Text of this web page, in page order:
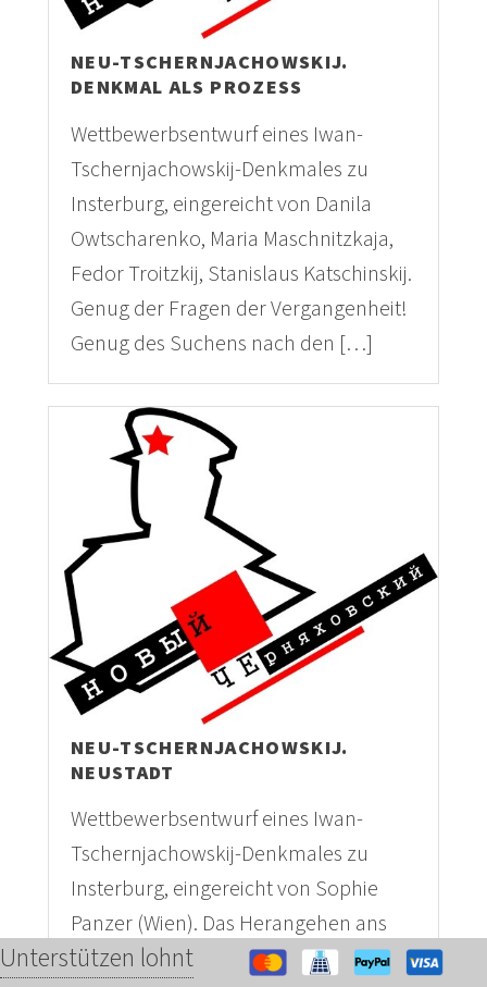
NEU-TSCHERNJACHOWSKIJ.
DENKMAL ALS PROZESS
Wettbewerbsentwurf eines Iwan-
Tschernjachowskij-Denkmales zu
Insterburg, eingereicht von Danila
Owtscharenko, Maria Maschnitzkaja,
Fedor Troitzkij, Stanislaus Katschinskij.
Genug der Fragen der Vergangenheit!
Genug des Suchens nach den […]
NEU-TSCHERNJACHOWSKIJ.
NEUSTADT
Wettbewerbsentwurf eines Iwan-
Tschernjachowskij-Denkmales zu
Insterburg, eingereicht von Sophie
Panzer (Wien). Das Herangehen ans
Wettbewerbsprogramm und die Frage
Unterstützen lohnt